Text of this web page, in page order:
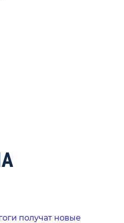
получат новые